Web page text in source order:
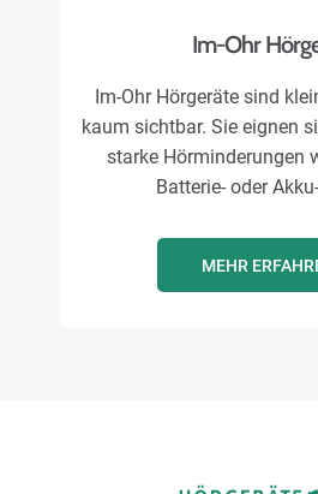
Im-Ohr
Im-Ohr Hörgeräte sind
kaum sichtbar. Sie eignen
starke Hörminderungen
Batterie- oder
MEHR